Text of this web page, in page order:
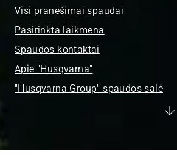
Visi pranešimai spaudai
Pasirinkta laikmena
Spaudos kontaktai
Apie "Husqvarna"
"Husqvarna Group" spaudos salė